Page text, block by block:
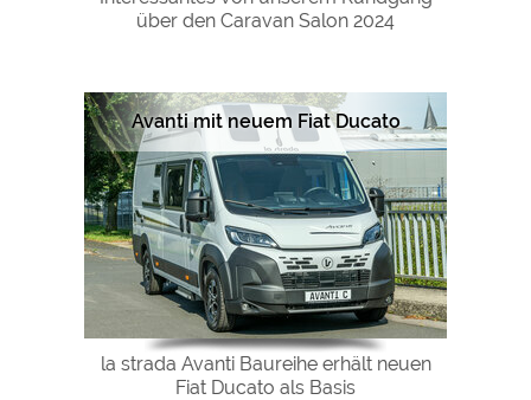
über den Caravan Salon 2024
Avanti mit neuem Fiat Ducato
la strada Avanti Baureihe erhält neuen
Fiat Ducato als Basis